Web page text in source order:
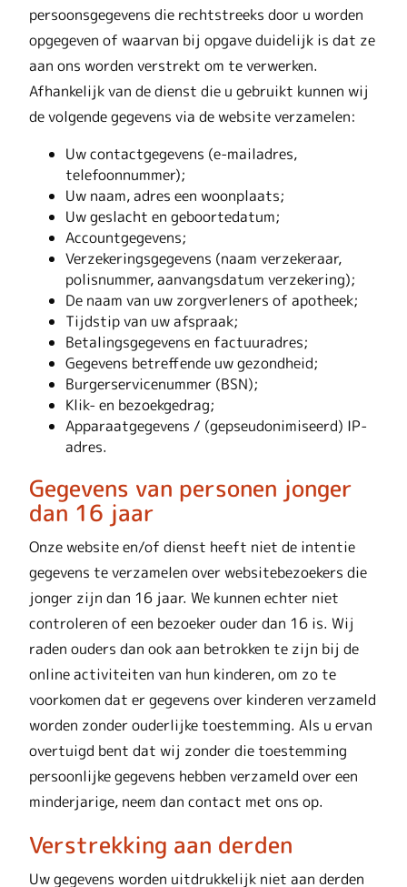
persoonsgegevens die rechtstreeks door u worden
opgegeven of waarvan bij opgave duidelijk is dat ze
aan ons worden verstrekt om te verwerken.
Afhankelijk van de dienst die u gebruikt kunnen wij
de volgende gegevens via de website verzamelen:
Uw contactgegevens (e-mailadres,
telefoonnummer);
Uw naam, adres een woonplaats;
Uw geslacht en geboortedatum;
Accountgegevens;
Verzekeringsgegevens (naam verzekeraar,
polisnummer, aanvangsdatum verzekering);
De naam van uw zorgverleners of apotheek;
Tijdstip van uw afspraak;
Betalingsgegevens en factuuradres;
Gegevens betreffende uw gezondheid;
Burgerservicenummer (BSN);
Klik- en bezoekgedrag;
Apparaatgegevens / (gepseudonimiseerd) IP-
adres.
Gegevens van personen jonger
dan 16 jaar
Onze website en/of dienst heeft niet de intentie
gegevens te verzamelen over websitebezoekers die
jonger zijn dan 16 jaar. We kunnen echter niet
controleren of een bezoeker ouder dan 16 is. Wij
raden ouders dan ook aan betrokken te zijn bij de
online activiteiten van hun kinderen, om zo te
voorkomen dat er gegevens over kinderen verzameld
worden zonder ouderlijke toestemming. Als u ervan
overtuigd bent dat wij zonder die toestemming
persoonlijke gegevens hebben verzameld over een
minderjarige, neem dan contact met ons op.
Verstrekking aan derden
Uw gegevens worden uitdrukkelijk niet aan derden